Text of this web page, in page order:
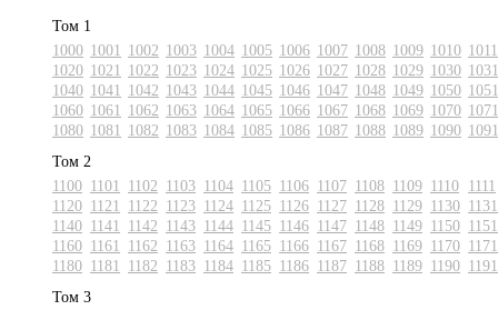
Том 1
1000 1001 1002 1003 1004 1005 1006 1007 1008 1009 1010 1011
1020 1021 1022 1023 1024 1025 1026 1027 1028 1029 1030 1031
1040 1041 1042 1043 1044 1045 1046 1047 1048 1049 1050 1051
1060 1061 1062 1063 1064 1065 1066 1067 1068 1069 1070 1071
1080 1081 1082 1083 1084 1085 1086 1087 1088 1089 1090 1091
Том 2
1100 1101 1102 1103 1104 1105 1106 1107 1108 1109 1110 1111
1120 1121 1122 1123 1124 1125 1126 1127 1128 1129 1130 1131
1140 1141 1142 1143 1144 1145 1146 1147 1148 1149 1150 1151
1160 1161 1162 1163 1164 1165 1166 1167 1168 1169 1170 1171
1180 1181 1182 1183 1184 1185 1186 1187 1188 1189 1190 1191
Том 3